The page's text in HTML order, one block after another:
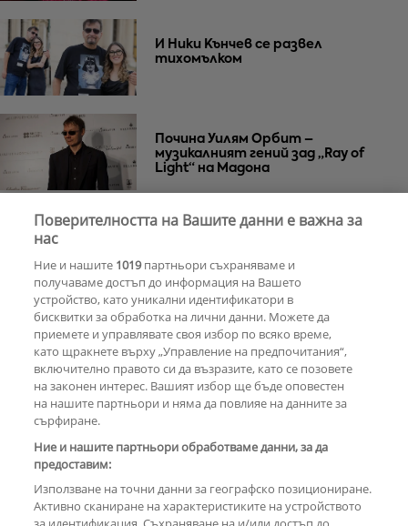
И Ники Кънчев се развел
тихомълком
Почина Уилям Орбит –
музикалният гений зад „Ray of
Light“ на Мадона
еволюция
РЕКЛАМА
КОМЕНТАРИ
Поверителността на Вашите данни е важна за
нас
Ние и нашите 1019партньори съхраняваме и
получаваме достъп до информация на Вашето
устройство, като уникални идентификатори в
бисквитки за обработка на лични данни. Можете да
приемете и управлявате своя избор по всяко време,
като щракнете върху „Управление на предпочитания“,
включително правото си да възразите, като се позовете
на законен интерес. Вашият избор ще бъде оповестен
на нашите партньори и няма да повлияе на данните за
сърфиране.
Ние и нашите партньори обработваме данни, за да
предоставим:
Използване на точни данни за географско позициониране.
Активно сканиране на характеристиките на устройството